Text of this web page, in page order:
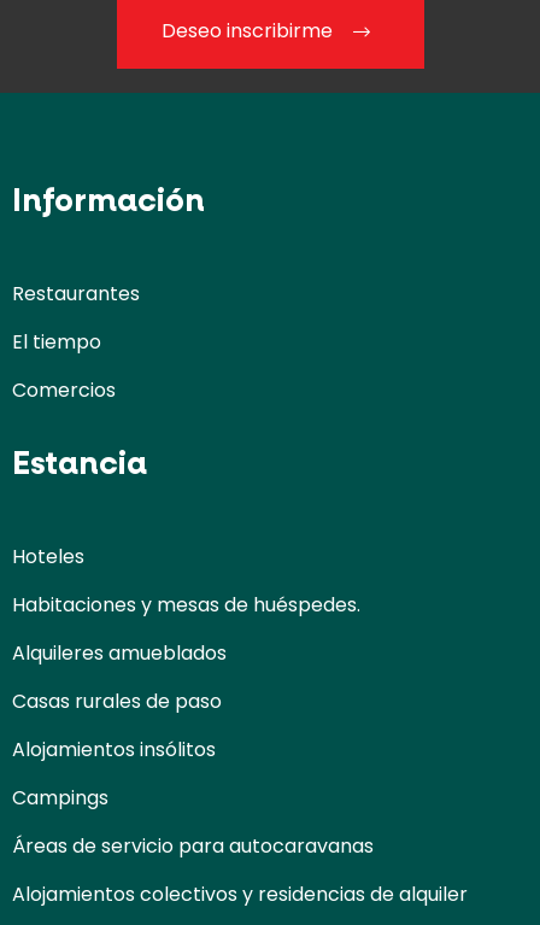
Deseo inscribirme
Información
Restaurantes
El tiempo
Comercios
Estancia
Hoteles
Habitaciones y mesas de huéspedes.
Alquileres amueblados
Casas rurales de paso
Alojamientos insólitos
Campings
Áreas de servicio para autocaravanas
Alojamientos colectivos y residencias de alquiler